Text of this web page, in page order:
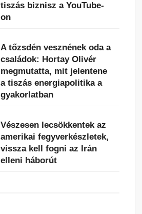
tiszás biznisz a YouTube-
on
A tőzsdén vesznének oda a
családok: Hortay Olivér
megmutatta, mit jelentene
a tiszás energiapolitika a
gyakorlatban
Vészesen lecsökkentek az
amerikai fegyverkészletek,
vissza kell fogni az Irán
elleni háborút